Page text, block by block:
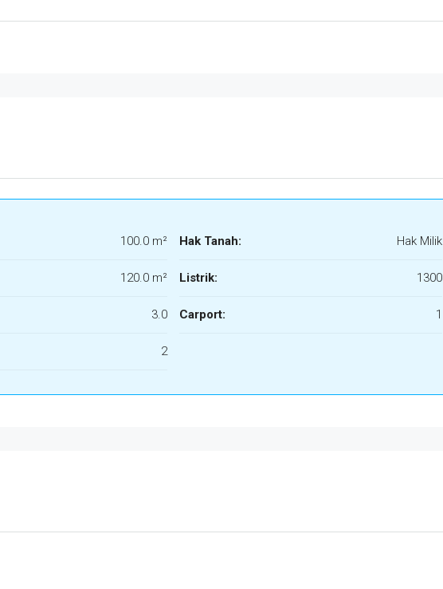
100.0 m²
120.0 m²
3.0
2
Hak Tanah: Hak Milik
Listrik: 1300
Carport: 1